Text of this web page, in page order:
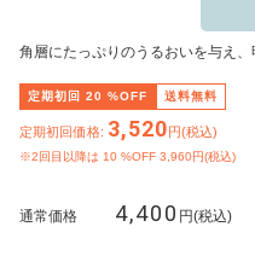
角層にたっぷりのうるおいを与え
定期初回 20 %OFF 送料無料
定期初回価格: 3,520円(税込)
※2回目以降は 10 %OFF 3,960円(税込)
通常価格 4,400 円(税込)